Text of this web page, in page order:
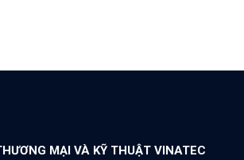
MẠI VÀ KỸ THUẬT VINATEC